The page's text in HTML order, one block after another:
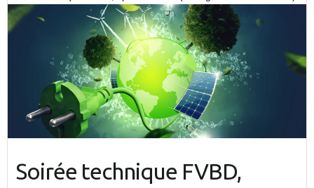
Soirée technique FVBD,